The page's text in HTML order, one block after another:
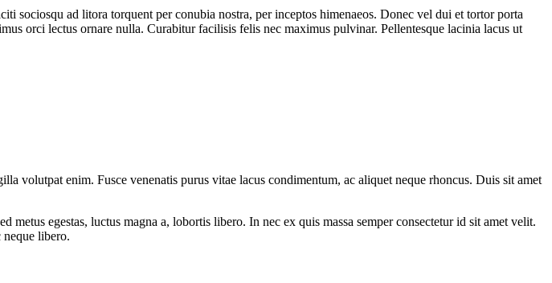
sociosqu ad litora torquent per conubia nostra, per inceptos himenaeos. Donec vel dui et tortor porta
orci lectus ornare nulla. Curabitur facilisis felis nec maximus pulvinar. Pellentesque lacinia lacus ut
volutpat enim. Fusce venenatis purus vitae lacus condimentum, ac aliquet neque rhoncus. Duis sit amet
egestas, luctus magna a, lobortis libero. In nec ex quis massa semper consectetur id sit amet velit.
libero.